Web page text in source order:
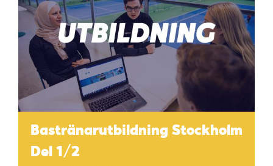
Bastränarutbildning Stockholm
Del 1/2